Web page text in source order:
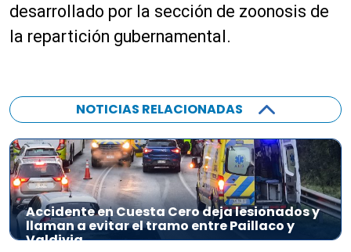
desarrollado por la sección de zoonosis de
la repartición gubernamental.
NOTICIAS RELACIONADAS
Accidente en Cuesta Cero deja lesionados y
llaman a evitar el tramo entre Paillaco y
Valdivia